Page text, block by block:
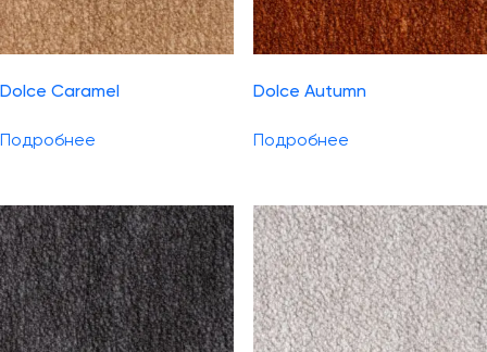
Dolce Caramel
Подробнее
Dolce Autumn
Подробнее